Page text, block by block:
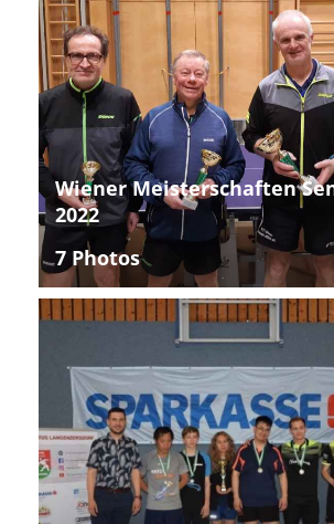
Wiener Meisterschaften
2022
7 Photos